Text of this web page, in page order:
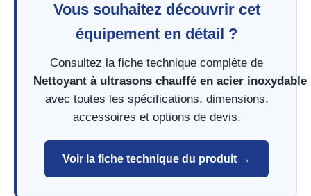
Vous souhaitez découvrir cet
équipement en détail ?
Consultez la fiche technique complète de
Nettoyant à ultrasons chauffé en acier inoxydable
avec toutes les spécifications, dimensions,
accessoires et options de devis.
Voir la fiche technique du produit →